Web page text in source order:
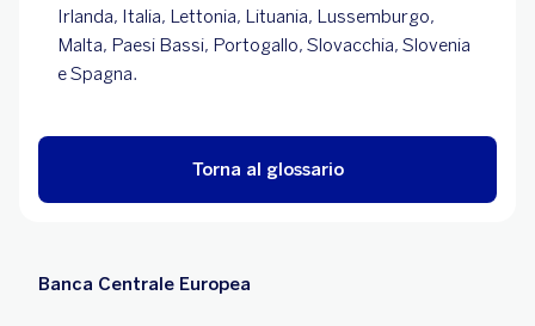
Irlanda, Italia, Lettonia, Lituania, Lussemburgo,
Malta, Paesi Bassi, Portogallo, Slovacchia, Slovenia
e Spagna.
Torna al glossario
Banca Centrale Europea